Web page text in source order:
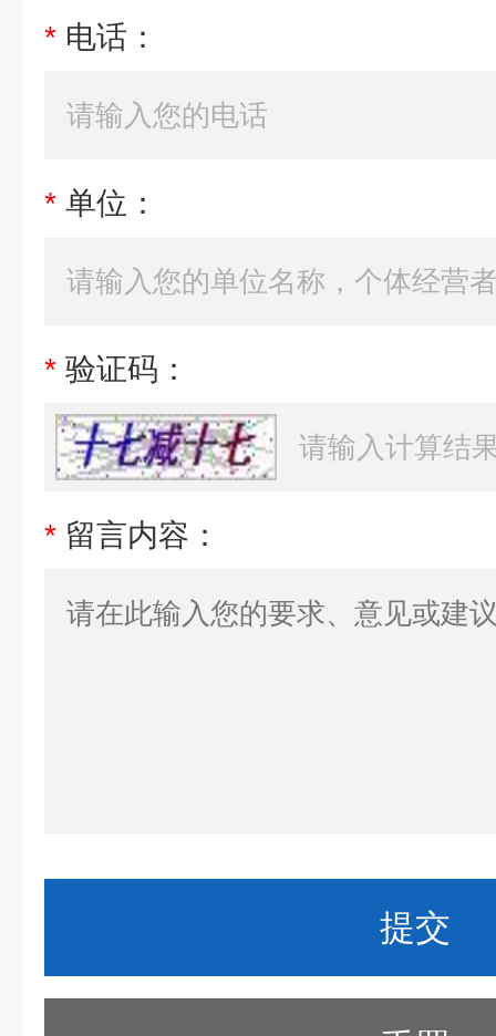
* 电话：
* 单位：
* 验证码：
* 留言内容：